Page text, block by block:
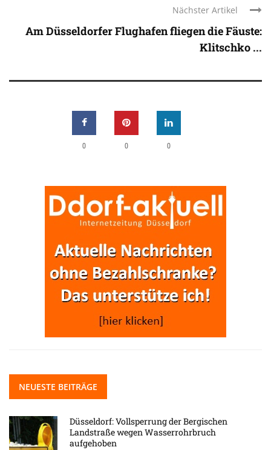
Nächster Artikel
Am Düsseldorfer Flughafen fliegen die Fäuste:
Klitschko ...
0 0 0
NEUESTE BEITRÄGE
Düsseldorf: Vollsperrung der Bergischen
Landstraße wegen Wasserrohrbruch
aufgehoben